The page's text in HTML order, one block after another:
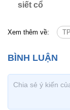
siết cổ
Xem thêm về: